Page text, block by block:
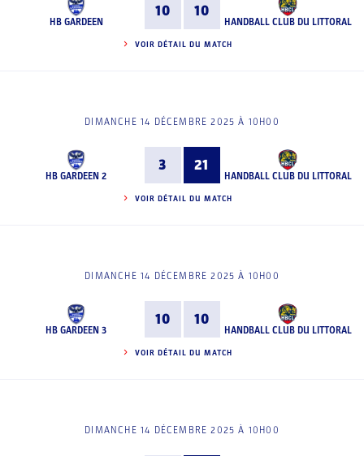
HB GARDEEN
10 10
HANDBALL CLUB DU LITTORAL
VOIR DÉTAIL DU MATCH
DIMANCHE 14 DÉCEMBRE 2025 À 10H00
HB GARDEEN 2
3 21
HANDBALL CLUB DU LITTORAL
VOIR DÉTAIL DU MATCH
DIMANCHE 14 DÉCEMBRE 2025 À 10H00
HB GARDEEN 3
10 10
HANDBALL CLUB DU LITTORAL
VOIR DÉTAIL DU MATCH
DIMANCHE 14 DÉCEMBRE 2025 À 10H00